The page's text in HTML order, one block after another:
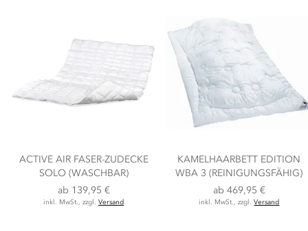
ACTIVE AIR FASER-ZUDECKE
SOLO (WASCHBAR)
ab 139,95 €
inkl. MwSt., zzgl. Versand
KAMELHAARBETT EDITION
WBA 3 (REINIGUNGSFÄHIG)
ab 469,95 €
inkl. MwSt., zzgl.Versand